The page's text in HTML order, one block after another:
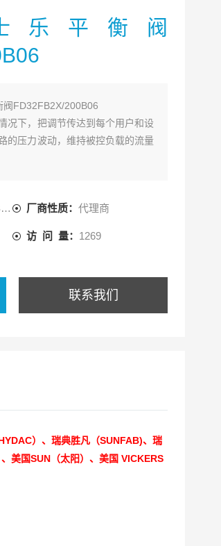
乐平衡阀
阀FD32FB2X/200B06
况下，把调节传达到每个用户和设
的压力波动，维持被控负载的流量
厂商性质：代理商
访 问 量： 1269
联系我们
）、瑞典胜凡（SUNFAB)、瑞
美国SUN（太阳）、美国 VICKERS